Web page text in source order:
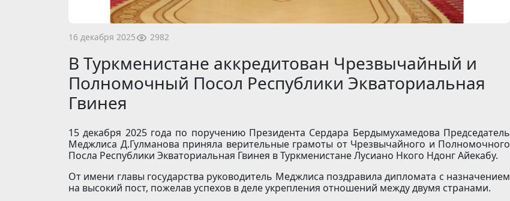
16 декабря 2025 2982
В Туркменистане аккредитован Чрезвычайный и
Полномочный Посол Республики Экваториальная
Гвинея
15 декабря 2025 года по поручению Президента Сердара Бердымухамедова Председатель
Меджлиса Д.Гулманова приняла верительные грамоты от Чрезвычайного и Полномочного
Посла Республики Экваториальная Гвинея в Туркменистане Лусиано Нкого Ндонг Айекабу.
От имени главы государства руководитель Меджлиса поздравила дипломата с назначением
на высокий пост, пожелав успехов в деле укрепления отношений между двумя странами.